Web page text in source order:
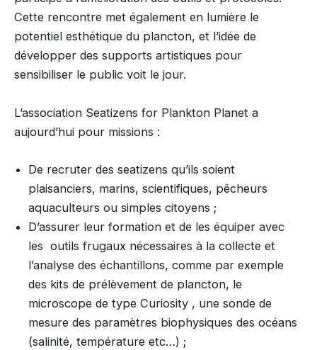
Cette rencontre met également en lumière le
potentiel esthétique du plancton, et l’idée de
développer des supports artistiques pour
sensibiliser le public voit le jour.
L’association Seatizens for Plankton Planet a
aujourd’hui pour missions :
De recruter des seatizens qu’ils soient
plaisanciers, marins, scientifiques, pêcheurs
aquaculteurs ou simples citoyens ;
D’assurer leur formation et de les équiper avec
les outils frugaux nécessaires à la collecte et
l’analyse des échantillons, comme par exemple
des kits de prélèvement de plancton, le
microscope de type Curiosity , une sonde de
mesure des paramètres biophysiques des océans
(salinité, température etc…) ;